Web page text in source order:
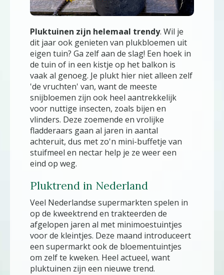
Pluktuinen zijn helemaal trendy. Wil je
dit jaar ook genieten van plukbloemen uit
eigen tuin? Ga zelf aan de slag! Een hoek in
de tuin of in een kistje op het balkon is
vaak al genoeg. Je plukt hier niet alleen zelf
'de vruchten' van, want de meeste
snijbloemen zijn ook heel aantrekkelijk
voor nuttige insecten, zoals bijen en
vlinders. Deze zoemende en vrolijke
fladderaars gaan al jaren in aantal
achteruit, dus met zo'n mini-buffetje van
stuifmeel en nectar help je ze weer een
eind op weg.
Pluktrend in Nederland
Veel Nederlandse supermarkten spelen in
op de kweektrend en trakteerden de
afgelopen jaren al met minimoestuintjes
voor de kleintjes. Deze maand introduceert
een supermarkt ook de bloementuintjes
om zelf te kweken. Heel actueel, want
pluktuinen zijn een nieuwe trend.